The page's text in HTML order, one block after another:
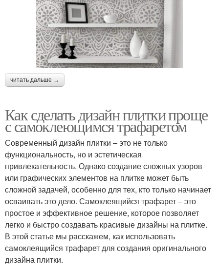
читать дальше →
Как сделать дизайн плитки проще
с самоклеющимся трафаретом
Современный дизайн плитки – это не только
функциональность, но и эстетическая
привлекательность. Однако создание сложных узоров
или графических элементов на плитке может быть
сложной задачей, особенно для тех, кто только начинает
осваивать это дело. Самоклеящийся трафарет – это
простое и эффективное решение, которое позволяет
легко и быстро создавать красивые дизайны на плитке.
В этой статье мы расскажем, как использовать
самоклеящийся трафарет для создания оригинального
дизайна плитки.